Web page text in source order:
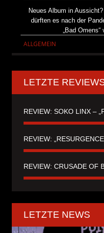
Neues Album in
dürften es nach der
„Bad
ALLGEMEIN
LETZTE
REVIEW:
LETZTE NEWS